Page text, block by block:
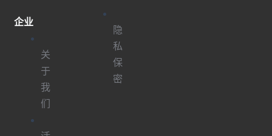
企业
关
于
我
们
隐
私
保
密